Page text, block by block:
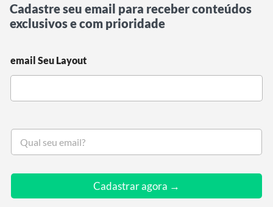
Cadastre seu email para receber conteúdos
exclusivos e com prioridade
email Seu Layout
S
u
Cadastrar agora →